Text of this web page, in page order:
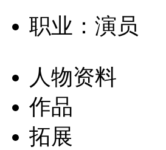
职业：演员
人物资料
作品
拓展